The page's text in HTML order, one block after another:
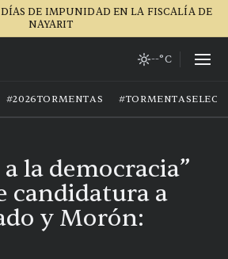
DE IMPUNIDAD EN LA FISCALÍA DE
NAYARIT
--°C
#2026TORMENTAS
la democracia”
candidatura a
y Morón: